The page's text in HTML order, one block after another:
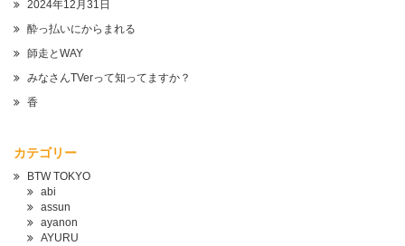
2024年12月31日
酔っ払いにからまれる
師走とWAY
みなさんTVerって知ってますか？
香
カテゴリー
BTW TOKYO
abi
assun
ayanon
AYURU